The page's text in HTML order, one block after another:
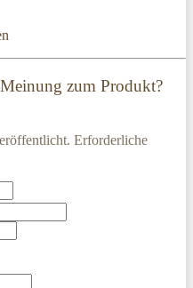
zum Produkt?
Erforderliche